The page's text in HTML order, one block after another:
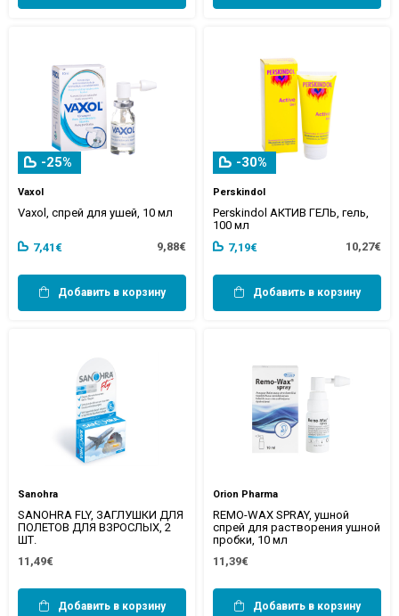
-25%
Vaxol
Vaxol, спрей для ушей, 10 мл
7,41€ 9,88€
Добавить в корзину
-30%
Perskindol
Perskindol АКТИВ ГЕЛЬ, гель,
100 мл
7,19€
10,27€
Добавить в корзину
Sanohra
SANOHRA FLY, ЗАГЛУШКИ ДЛЯ
ПОЛЕТОВ ДЛЯ ВЗРОСЛЫХ, 2
ШТ.
11,49€
Добавить в корзину
Orion Pharma
REMO-WAX SPRAY, ушной
спрей для растворения ушной
пробки, 10 мл
11,39€
Добавить в корзину